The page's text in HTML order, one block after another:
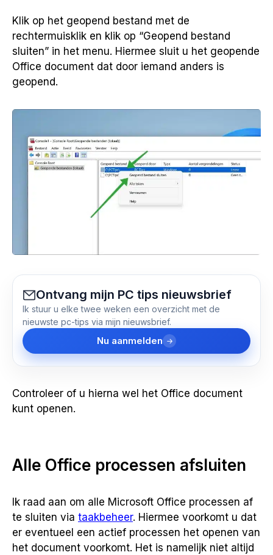
Klik op het geopend bestand met de
rechtermuisklik en klik op “Geopend bestand
sluiten” in het menu. Hiermee sluit u het geopende
Office document dat door iemand anders is
geopend.
Ontvang mijn PC tips nieuwsbrief
Ik stuur u elke twee weken een overzicht met de
nieuwste pc-tips via mijn nieuwsbrief.
Nu aanmelden
Controleer of u hierna wel het Office document
kunt openen.
Alle Office processen afsluiten
Ik raad aan om alle Microsoft Office processen af
te sluiten via taakbeheer. Hiermee voorkomt u dat
er eventueel een actief processen het openen van
het document voorkomt. Het is namelijk niet altijd